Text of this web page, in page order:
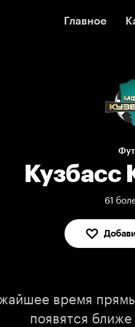
Главное
Главное
Кузбасс
61
В
время
появятся